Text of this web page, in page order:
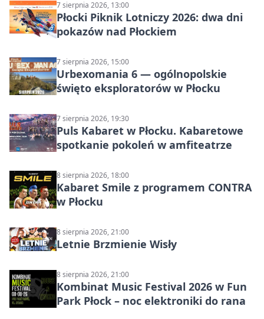
7 sierpnia 2026, 13:00
Płocki Piknik Lotniczy 2026: dwa dni
pokazów nad Płockiem
7 sierpnia 2026, 15:00
Urbexomania 6 — ogólnopolskie
święto eksploratorów w Płocku
7 sierpnia 2026, 19:30
Puls Kabaret w Płocku. Kabaretowe
spotkanie pokoleń w amfiteatrze
8 sierpnia 2026, 18:00
Kabaret Smile z programem CONTRA
w Płocku
8 sierpnia 2026, 21:00
Letnie Brzmienie Wisły
8 sierpnia 2026, 21:00
Kombinat Music Festival 2026 w Fun
Park Płock – noc elektroniki do rana